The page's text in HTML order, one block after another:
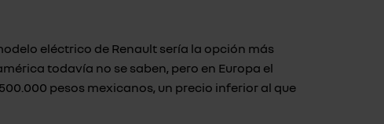
eléctrico de Renault sería la opción más
todavía no se saben, pero en Europa el
pesos mexicanos, un precio inferior al que